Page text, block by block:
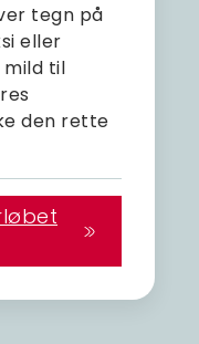
tegn på
eller
til
den rette